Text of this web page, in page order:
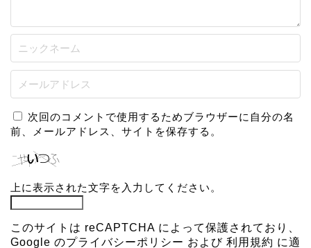
次回のコメントで使用するためブラウザーに自分の名
前、メールアドレス、サイトを保存する。
上に表示された文字を入力してください。
このサイトは reCAPTCHA によって保護されており、
Google のプライバシーポリシー および 利用規約 に適